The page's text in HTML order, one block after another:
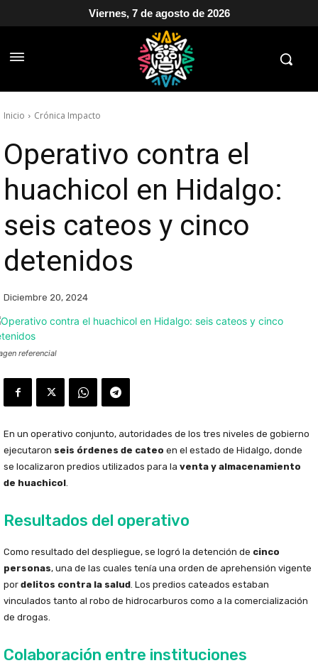
Viernes, 7 de agosto de 2026
Inicio Crónica Impacto
Operativo contra el
huachicol en Hidalgo:
seis cateos y cinco
detenidos
Diciembre 20, 2024
referencial
En un operativo conjunto, autoridades de los tres niveles de gobierno
ejecutaron seis órdenes de cateo en el estado de Hidalgo, donde
se localizaron predios utilizados para la venta y almacenamiento
de huachicol.
Resultados del operativo
Como resultado del despliegue, se logró la detención de cinco
personas, una de las cuales tenía una orden de aprehensión vigente
por delitos contra la salud. Los predios cateados estaban
vinculados tanto al robo de hidrocarburos como a la comercialización
de drogas.
Colaboración entre instituciones